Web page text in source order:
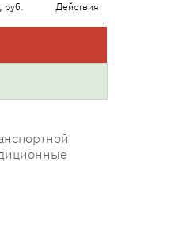
руб. Действия